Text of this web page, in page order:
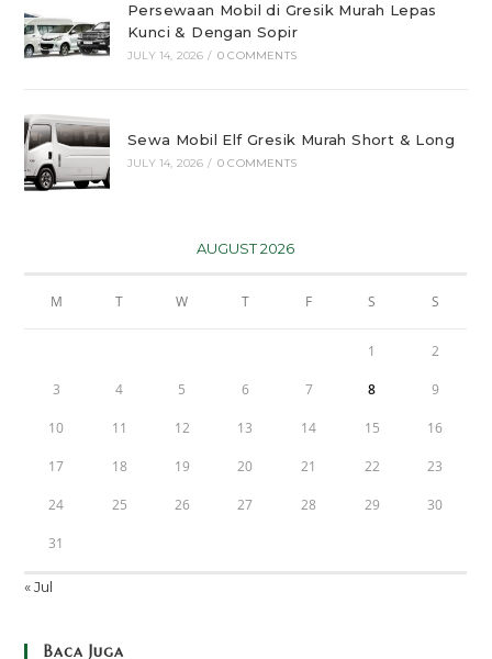
Persewaan Mobil di Gresik Murah Lepas
Kunci & Dengan Sopir
JULY 14, 2026 / 0 COMMENTS
Sewa Mobil Elf Gresik Murah Short & Long
JULY 14, 2026 / 0 COMMENTS
AUGUST 2026
M T W T F S S
1 2
3 4 5 6 7 8 9
10 11 12 13 14 15 16
17 18 19 20 21 22 23
24 25 26 27 28 29 30
31
« Jul
Baca Juga